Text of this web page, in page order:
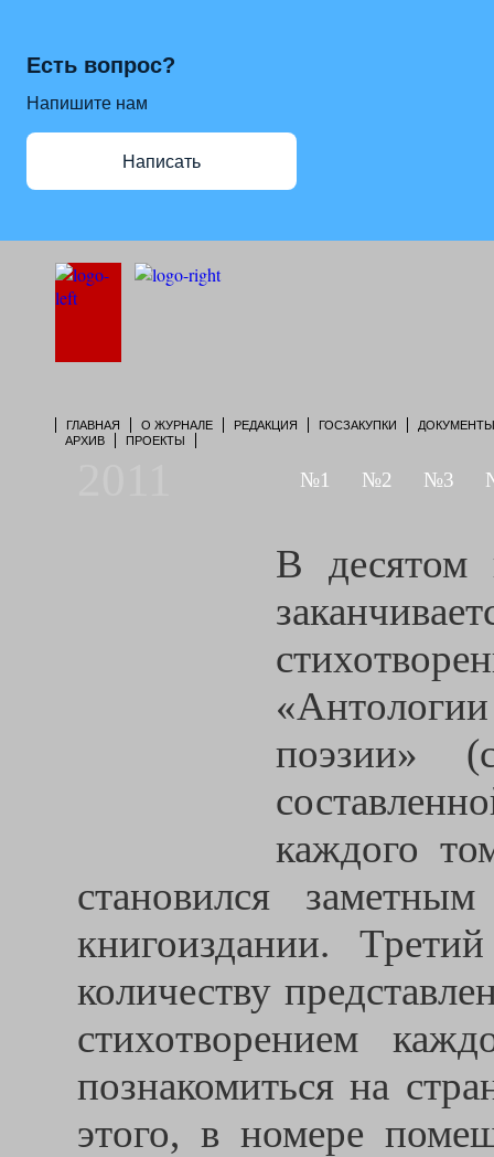
Есть вопрос?
Напишите нам
Написать
ГЛАВНАЯ О ЖУРНАЛЕ РЕДАКЦИЯ ГОСЗАКУПКИ
ДОКУМЕНТЫ
АРХИВ
ПРОЕКТЫ
№1 №2 №3
В десятом
поэзии»
каждого
становился
книгоиздании.
количеству
стихотворением
познакомиться на
этого, в номере